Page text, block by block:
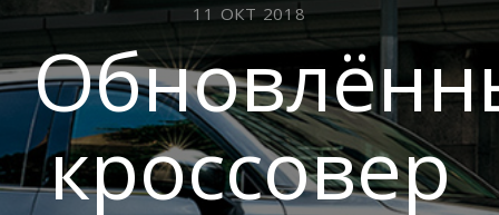
11 ОКТ 2018
кроссовер